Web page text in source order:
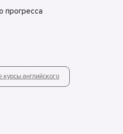
прогресса
курсы английского